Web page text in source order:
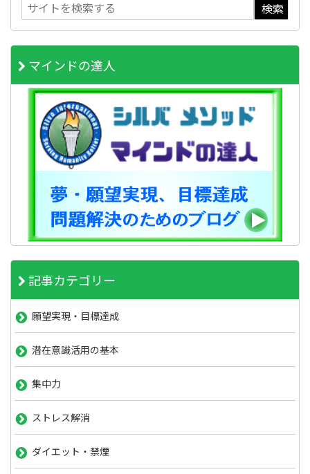
マインドの達人
記事カテゴリー
願望実現・目標達成
潜在意識活用の基本
集中力
ストレス解消
ダイエット・禁煙